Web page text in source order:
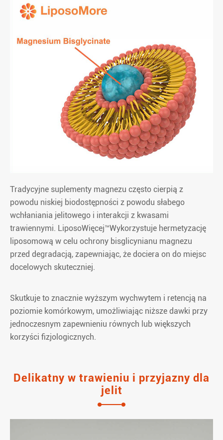
Tradycyjne suplementy magnezu często cierpią z
powodu niskiej biodostępności z powodu słabego
wchłaniania jelitowego i interakcji z kwasami
trawiennymi. LiposoWięcej™Wykorzystuje hermetyzację
liposomową w celu ochrony bisglicynianu magnezu
przed degradacją, zapewniając, że dociera on do miejsc
docelowych skuteczniej.
Skutkuje to znacznie wyższym wychwytem i retencją na
poziomie komórkowym, umożliwiając niższe dawki przy
jednoczesnym zapewnieniu równych lub większych
korzyści fizjologicznych.
Delikatny w trawieniu i przyjazny dla
jelit